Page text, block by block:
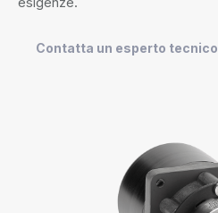
Contatta un esperto tecnico